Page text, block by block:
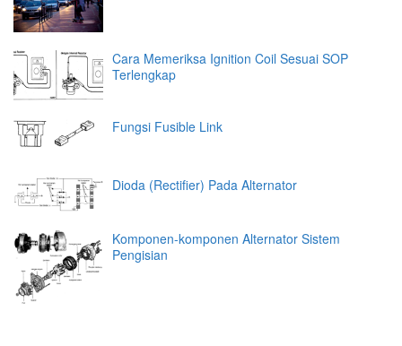
Cara Memeriksa Ignition Coil Sesuai SOP
Terlengkap
Fungsi Fusible Link
Dioda (Rectifier) Pada Alternator
Komponen-komponen Alternator Sistem
Pengisian